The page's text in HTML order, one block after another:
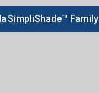
SimpliShade™ Family